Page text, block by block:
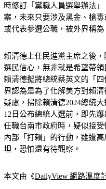
時修訂「黨職人員選舉辦法
案，未來只要涉及黑金、槍
或代表參選公職，被外界稱為
賴清德上任民進黨主席之後
選民信心，無非就是希望帶
賴清德擬將總統蔡英文的「
界認為是為了化解美方對賴
疑慮，掃除賴清德2024總統
12日公布總統人選前，即先
任職台南市政府時，疑似接
內部「打賴」的行動，雖遭
坦，恐怕還有待觀察。
本文由《DailyView 網路溫度